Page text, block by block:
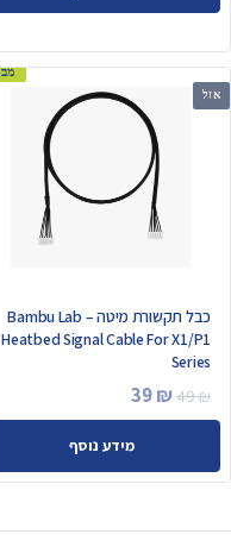
אזל
כבל תקשורת מיטה – Bambu Lab
Heatbed Signal Cable For X1/P1
Series
49₪
המחיר
המקורי
49 ₪.
39₪
המחיר
הנוכחי
הוא:
39 ₪.
מידע נוסף